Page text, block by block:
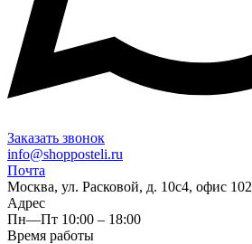
Заказать звонок
info@shopposteli.ru
Почта
Москва, ул. Расковой, д. 10с4, офис 102
Адрес
Пн—Пт 10:00 – 18:00
Время работы